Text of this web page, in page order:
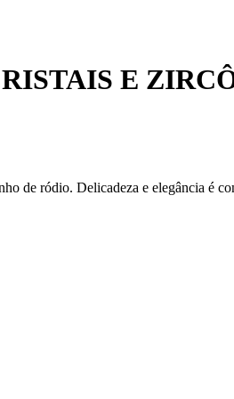
E
de ródio. Delicadeza e elegância é